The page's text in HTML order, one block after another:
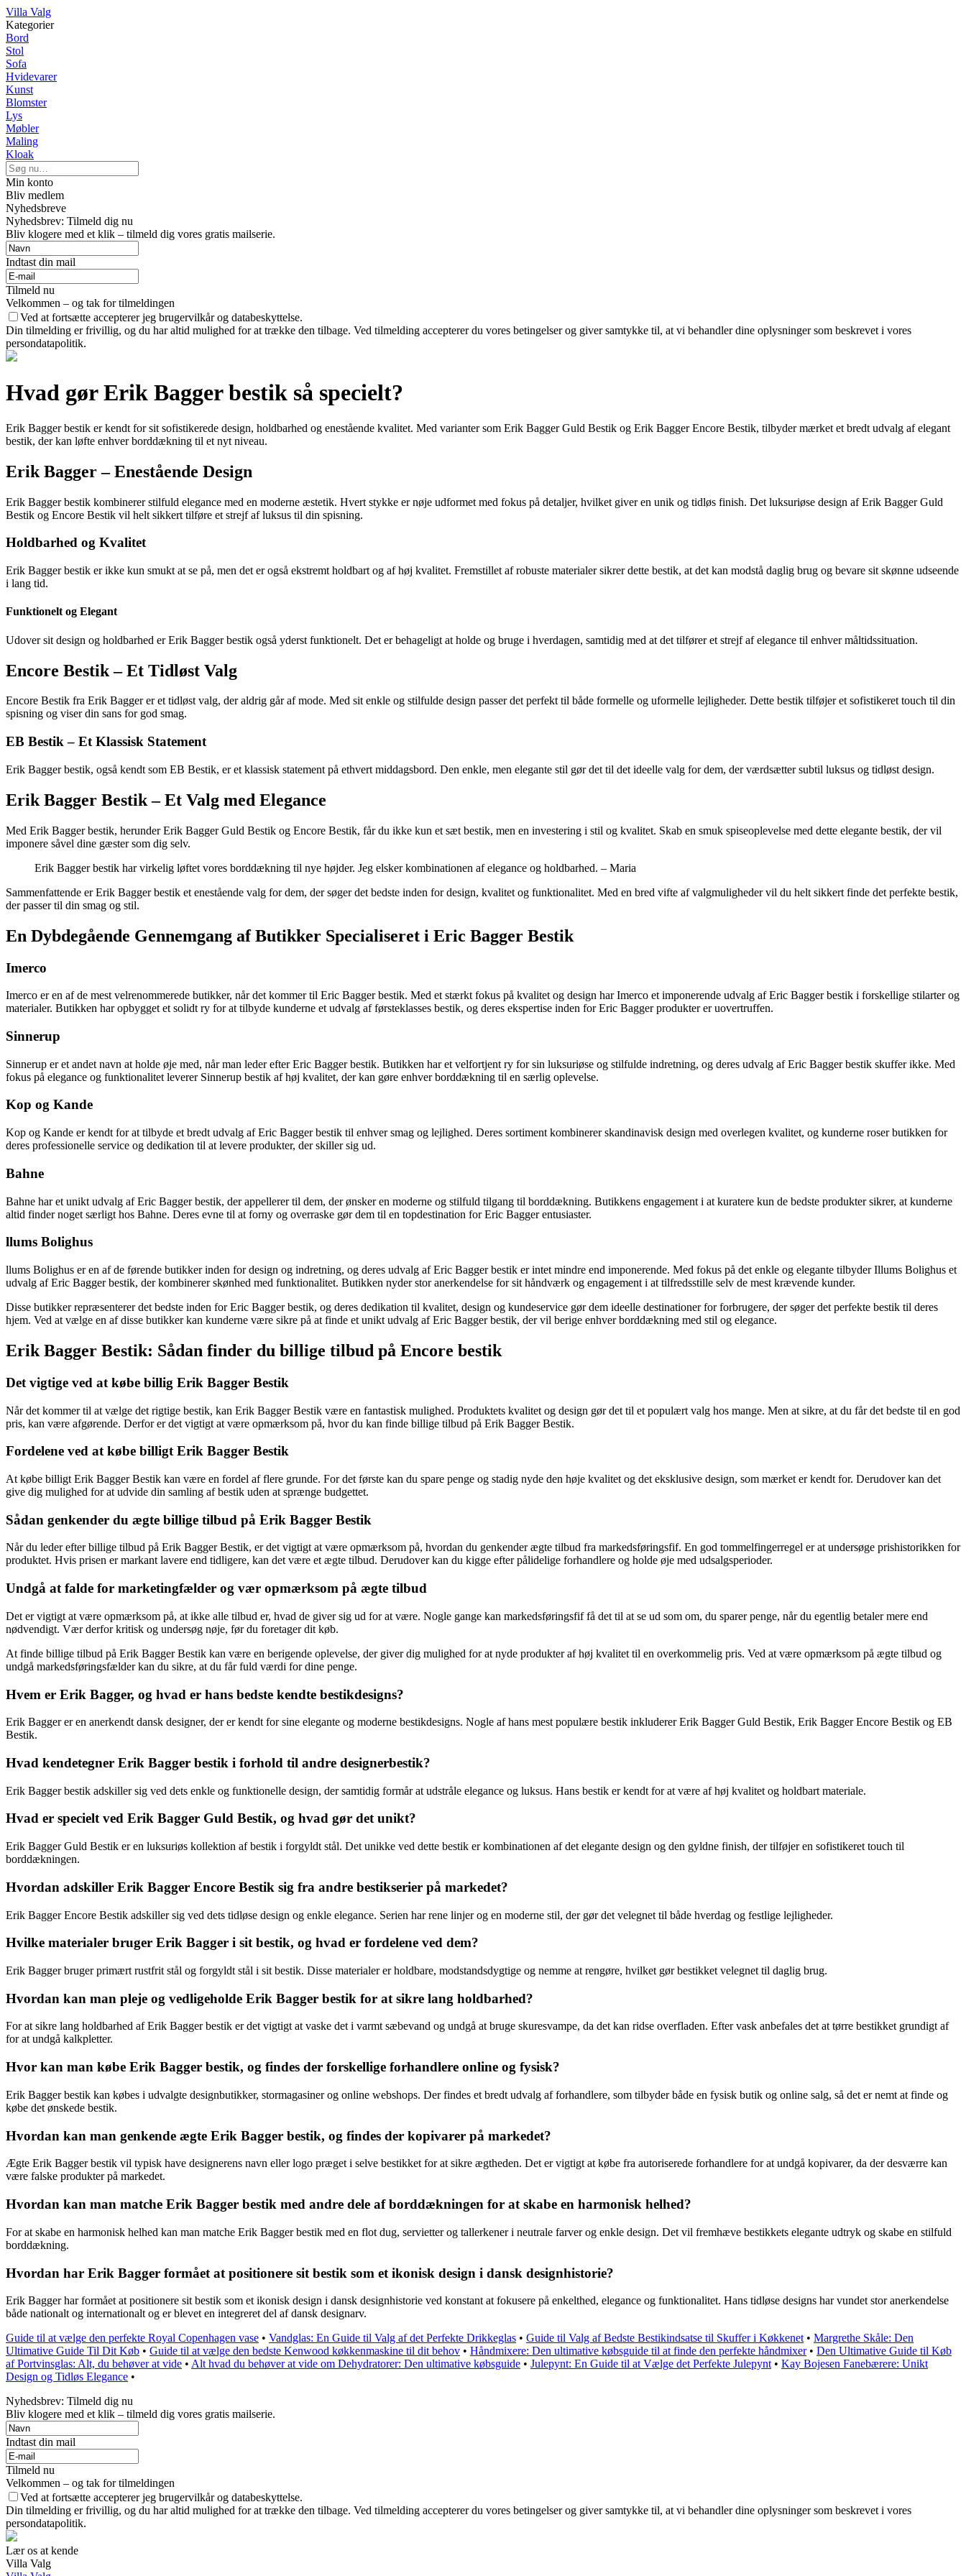
Villa Valg
Kategorier
Bord
Stol
Sofa
Hvidevarer
Kunst
Blomster
Lys
Møbler
Maling
Kloak
Min konto
Bliv medlem
Nyhedsbreve
Nyhedsbrev: Tilmeld dig nu
Bliv klogere med et klik – tilmeld dig vores gratis mailserie.
Indtast din mail
Tilmeld nu
Velkommen – og tak for tilmeldingen
Ved at fortsætte accepterer jeg brugervilkår og databeskyttelse.
Din tilmelding er frivillig, og du har altid mulighed for at trække den tilbage. Ved tilmelding accepterer du vores betingelser og giver samtykke til, at vi behandler dine oplysninger som beskrevet i vores
persondatapolitik.
Hvad gør Erik Bagger bestik så specielt?
Erik Bagger bestik er kendt for sit sofistikerede design, holdbarhed og enestående kvalitet. Med varianter som Erik Bagger Guld Bestik og Erik Bagger Encore Bestik, tilbyder mærket et bredt udvalg af elegant
bestik, der kan løfte enhver borddækning til et nyt niveau.
Erik Bagger – Enestående Design
Erik Bagger bestik kombinerer stilfuld elegance med en moderne æstetik. Hvert stykke er nøje udformet med fokus på detaljer, hvilket giver en unik og tidløs finish. Det luksuriøse design af Erik Bagger Guld
Bestik og Encore Bestik vil helt sikkert tilføre et strejf af luksus til din spisning.
Holdbarhed og Kvalitet
Erik Bagger bestik er ikke kun smukt at se på, men det er også ekstremt holdbart og af høj kvalitet. Fremstillet af robuste materialer sikrer dette bestik, at det kan modstå daglig brug og bevare sit skønne udseende
i lang tid.
Funktionelt og Elegant
Udover sit design og holdbarhed er Erik Bagger bestik også yderst funktionelt. Det er behageligt at holde og bruge i hverdagen, samtidig med at det tilfører et strejf af elegance til enhver måltidssituation.
Encore Bestik – Et Tidløst Valg
Encore Bestik fra Erik Bagger er et tidløst valg, der aldrig går af mode. Med sit enkle og stilfulde design passer det perfekt til både formelle og uformelle lejligheder. Dette bestik tilføjer et sofistikeret touch til din
spisning og viser din sans for god smag.
EB Bestik – Et Klassisk Statement
Erik Bagger bestik, også kendt som EB Bestik, er et klassisk statement på ethvert middagsbord. Den enkle, men elegante stil gør det til det ideelle valg for dem, der værdsætter subtil luksus og tidløst design.
Erik Bagger Bestik – Et Valg med Elegance
Med Erik Bagger bestik, herunder Erik Bagger Guld Bestik og Encore Bestik, får du ikke kun et sæt bestik, men en investering i stil og kvalitet. Skab en smuk spiseoplevelse med dette elegante bestik, der vil
imponere såvel dine gæster som dig selv.
Erik Bagger bestik har virkelig løftet vores borddækning til nye højder. Jeg elsker kombinationen af elegance og holdbarhed. – Maria
Sammenfattende er Erik Bagger bestik et enestående valg for dem, der søger det bedste inden for design, kvalitet og funktionalitet. Med en bred vifte af valgmuligheder vil du helt sikkert finde det perfekte bestik,
der passer til din smag og stil.
En Dybdegående Gennemgang af Butikker Specialiseret i Eric Bagger Bestik
Imerco
Imerco er en af de mest velrenommerede butikker, når det kommer til Eric Bagger bestik. Med et stærkt fokus på kvalitet og design har Imerco et imponerende udvalg af Eric Bagger bestik i forskellige stilarter og
materialer. Butikken har opbygget et solidt ry for at tilbyde kunderne et udvalg af førsteklasses bestik, og deres ekspertise inden for Eric Bagger produkter er uovertruffen.
Sinnerup
Sinnerup er et andet navn at holde øje med, når man leder efter Eric Bagger bestik. Butikken har et velfortjent ry for sin luksuriøse og stilfulde indretning, og deres udvalg af Eric Bagger bestik skuffer ikke. Med
fokus på elegance og funktionalitet leverer Sinnerup bestik af høj kvalitet, der kan gøre enhver borddækning til en særlig oplevelse.
Kop og Kande
Kop og Kande er kendt for at tilbyde et bredt udvalg af Eric Bagger bestik til enhver smag og lejlighed. Deres sortiment kombinerer skandinavisk design med overlegen kvalitet, og kunderne roser butikken for
deres professionelle service og dedikation til at levere produkter, der skiller sig ud.
Bahne
Bahne har et unikt udvalg af Eric Bagger bestik, der appellerer til dem, der ønsker en moderne og stilfuld tilgang til borddækning. Butikkens engagement i at kuratere kun de bedste produkter sikrer, at kunderne
altid finder noget særligt hos Bahne. Deres evne til at forny og overraske gør dem til en topdestination for Eric Bagger entusiaster.
llums Bolighus
llums Bolighus er en af de førende butikker inden for design og indretning, og deres udvalg af Eric Bagger bestik er intet mindre end imponerende. Med fokus på det enkle og elegante tilbyder Illums Bolighus et
udvalg af Eric Bagger bestik, der kombinerer skønhed med funktionalitet. Butikken nyder stor anerkendelse for sit håndværk og engagement i at tilfredsstille selv de mest krævende kunder.
Disse butikker repræsenterer det bedste inden for Eric Bagger bestik, og deres dedikation til kvalitet, design og kundeservice gør dem ideelle destinationer for forbrugere, der søger det perfekte bestik til deres
hjem. Ved at vælge en af disse butikker kan kunderne være sikre på at finde et unikt udvalg af Eric Bagger bestik, der vil berige enhver borddækning med stil og elegance.
Erik Bagger Bestik: Sådan finder du billige tilbud på Encore bestik
Det vigtige ved at købe billig Erik Bagger Bestik
Når det kommer til at vælge det rigtige bestik, kan Erik Bagger Bestik være en fantastisk mulighed. Produktets kvalitet og design gør det til et populært valg hos mange. Men at sikre, at du får det bedste til en god
pris, kan være afgørende. Derfor er det vigtigt at være opmærksom på, hvor du kan finde billige tilbud på Erik Bagger Bestik.
Fordelene ved at købe billigt Erik Bagger Bestik
At købe billigt Erik Bagger Bestik kan være en fordel af flere grunde. For det første kan du spare penge og stadig nyde den høje kvalitet og det eksklusive design, som mærket er kendt for. Derudover kan det
give dig mulighed for at udvide din samling af bestik uden at sprænge budgettet.
Sådan genkender du ægte billige tilbud på Erik Bagger Bestik
Når du leder efter billige tilbud på Erik Bagger Bestik, er det vigtigt at være opmærksom på, hvordan du genkender ægte tilbud fra markedsføringsfif. En god tommelfingerregel er at undersøge prishistorikken for
produktet. Hvis prisen er markant lavere end tidligere, kan det være et ægte tilbud. Derudover kan du kigge efter pålidelige forhandlere og holde øje med udsalgsperioder.
Undgå at falde for marketingfælder og vær opmærksom på ægte tilbud
Det er vigtigt at være opmærksom på, at ikke alle tilbud er, hvad de giver sig ud for at være. Nogle gange kan markedsføringsfif få det til at se ud som om, du sparer penge, når du egentlig betaler mere end
nødvendigt. Vær derfor kritisk og undersøg nøje, før du foretager dit køb.
At finde billige tilbud på Erik Bagger Bestik kan være en berigende oplevelse, der giver dig mulighed for at nyde produkter af høj kvalitet til en overkommelig pris. Ved at være opmærksom på ægte tilbud og
undgå markedsføringsfælder kan du sikre, at du får fuld værdi for dine penge.
Hvem er Erik Bagger, og hvad er hans bedste kendte bestikdesigns?
Erik Bagger er en anerkendt dansk designer, der er kendt for sine elegante og moderne bestikdesigns. Nogle af hans mest populære bestik inkluderer Erik Bagger Guld Bestik, Erik Bagger Encore Bestik og EB
Bestik.
Hvad kendetegner Erik Bagger bestik i forhold til andre designerbestik?
Erik Bagger bestik adskiller sig ved dets enkle og funktionelle design, der samtidig formår at udstråle elegance og luksus. Hans bestik er kendt for at være af høj kvalitet og holdbart materiale.
Hvad er specielt ved Erik Bagger Guld Bestik, og hvad gør det unikt?
Erik Bagger Guld Bestik er en luksuriøs kollektion af bestik i forgyldt stål. Det unikke ved dette bestik er kombinationen af det elegante design og den gyldne finish, der tilføjer en sofistikeret touch til
borddækningen.
Hvordan adskiller Erik Bagger Encore Bestik sig fra andre bestikserier på markedet?
Erik Bagger Encore Bestik adskiller sig ved dets tidløse design og enkle elegance. Serien har rene linjer og en moderne stil, der gør det velegnet til både hverdag og festlige lejligheder.
Hvilke materialer bruger Erik Bagger i sit bestik, og hvad er fordelene ved dem?
Erik Bagger bruger primært rustfrit stål og forgyldt stål i sit bestik. Disse materialer er holdbare, modstandsdygtige og nemme at rengøre, hvilket gør bestikket velegnet til daglig brug.
Hvordan kan man pleje og vedligeholde Erik Bagger bestik for at sikre lang holdbarhed?
For at sikre lang holdbarhed af Erik Bagger bestik er det vigtigt at vaske det i varmt sæbevand og undgå at bruge skuresvampe, da det kan ridse overfladen. Efter vask anbefales det at tørre bestikket grundigt af
for at undgå kalkpletter.
Hvor kan man købe Erik Bagger bestik, og findes der forskellige forhandlere online og fysisk?
Erik Bagger bestik kan købes i udvalgte designbutikker, stormagasiner og online webshops. Der findes et bredt udvalg af forhandlere, som tilbyder både en fysisk butik og online salg, så det er nemt at finde og
købe det ønskede bestik.
Hvordan kan man genkende ægte Erik Bagger bestik, og findes der kopivarer på markedet?
Ægte Erik Bagger bestik vil typisk have designerens navn eller logo præget i selve bestikket for at sikre ægtheden. Det er vigtigt at købe fra autoriserede forhandlere for at undgå kopivarer, da der desværre kan
være falske produkter på markedet.
Hvordan kan man matche Erik Bagger bestik med andre dele af borddækningen for at skabe en harmonisk helhed?
For at skabe en harmonisk helhed kan man matche Erik Bagger bestik med en flot dug, servietter og tallerkener i neutrale farver og enkle design. Det vil fremhæve bestikkets elegante udtryk og skabe en stilfuld
borddækning.
Hvordan har Erik Bagger formået at positionere sit bestik som et ikonisk design i dansk designhistorie?
Erik Bagger har formået at positionere sit bestik som et ikonisk design i dansk designhistorie ved konstant at fokusere på enkelthed, elegance og funktionalitet. Hans tidløse designs har vundet stor anerkendelse
både nationalt og internationalt og er blevet en integreret del af dansk designarv.
Guide til at vælge den perfekte Royal Copenhagen vase • Vandglas: En Guide til Valg af det Perfekte Drikkeglas • Guide til Valg af Bedste Bestikindsatse til Skuffer i Køkkenet • Margrethe Skåle: Den
Ultimative Guide Til Dit Køb • Guide til at vælge den bedste Kenwood køkkenmaskine til dit behov • Håndmixere: Den ultimative købsguide til at finde den perfekte håndmixer• Den Ultimative Guide til Køb
af Portvinsglas: Alt, du behøver at vide • Alt hvad du behøver at vide om Dehydratorer: Den ultimative købsguide • Julepynt: En Guide til at Vælge det Perfekte Julepynt • Kay Bojesen Fanebærere: Unikt
Design og Tidløs Elegance •
Nyhedsbrev: Tilmeld dig nu
Bliv klogere med et klik – tilmeld dig vores gratis mailserie.
Indtast din mail
Tilmeld nu
Velkommen – og tak for tilmeldingen
Ved at fortsætte accepterer jeg brugervilkår og databeskyttelse.
Din tilmelding er frivillig, og du har altid mulighed for at trække den tilbage. Ved tilmelding accepterer du vores betingelser og giver samtykke til, at vi behandler dine oplysninger som beskrevet i vores
persondatapolitik.
Lær os at kende
Villa Valg